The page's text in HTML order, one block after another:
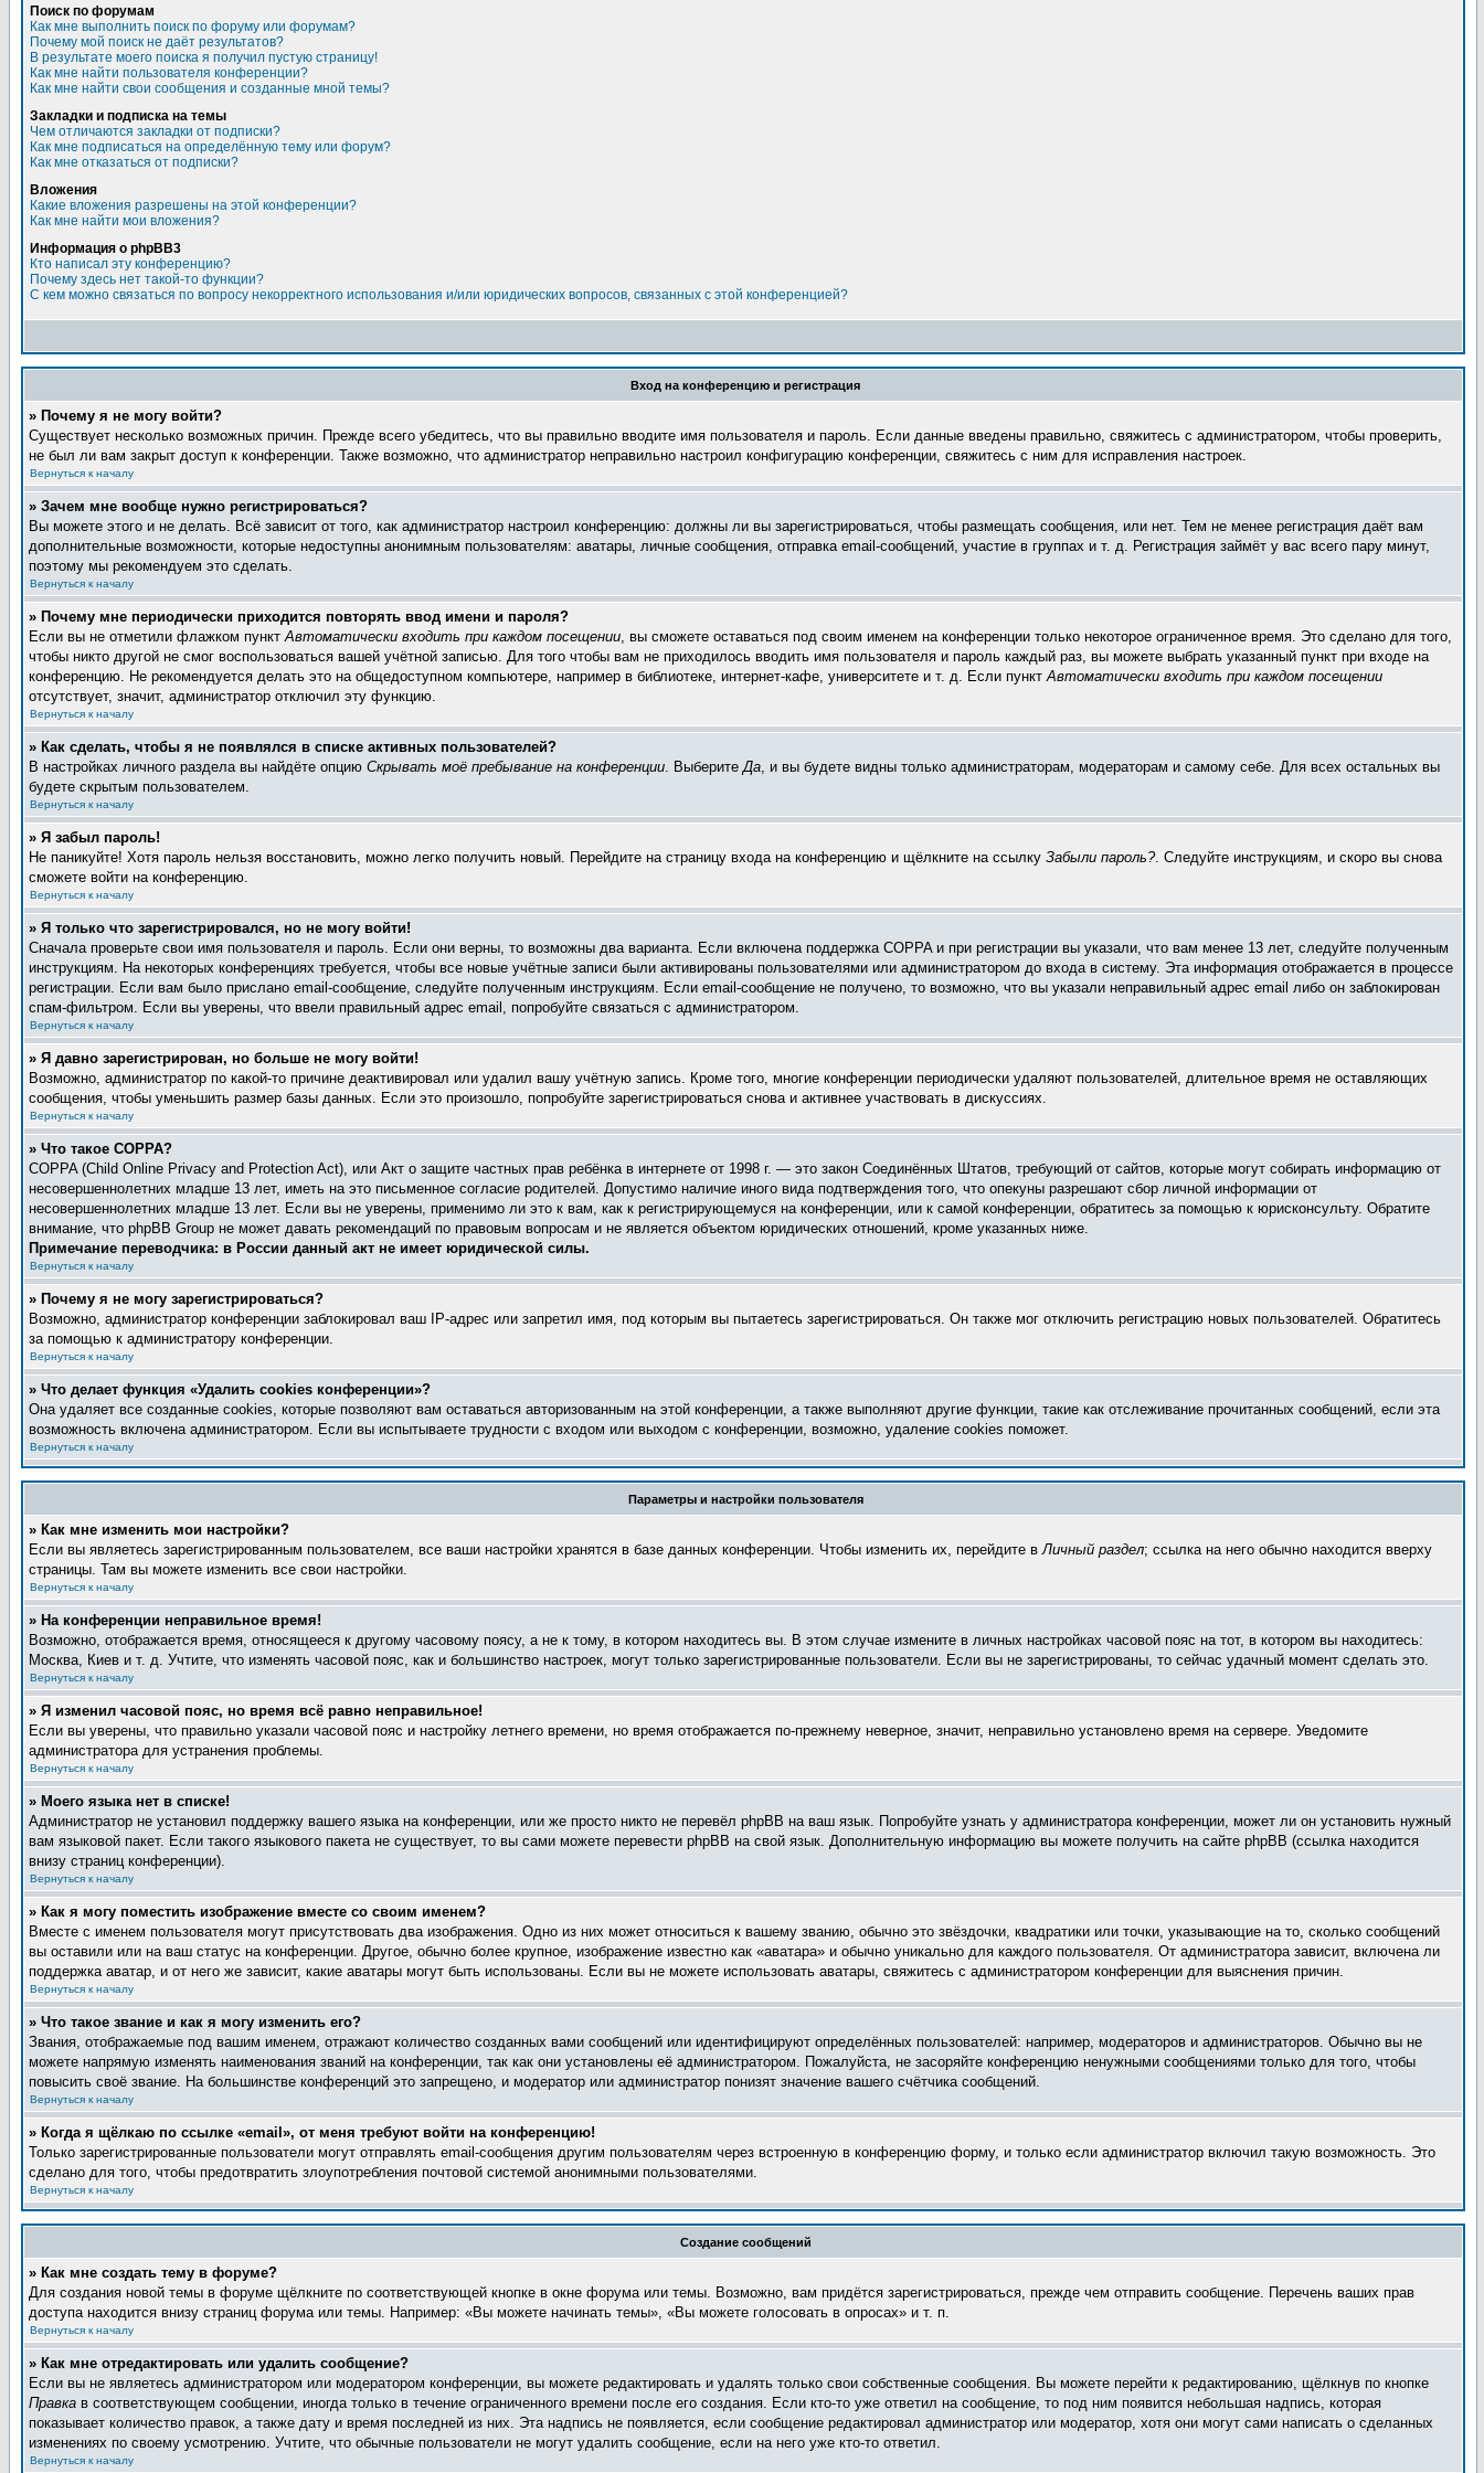
Поиск по форумам
Как мне выполнить поиск по форуму или форумам?
Почему мой поиск не даёт результатов?
В результате моего поиска я получил пустую страницу!
Как мне найти пользователя конференции?
Как мне найти свои сообщения и созданные мной темы?
Закладки и подписка на темы
Чем отличаются закладки от подписки?
Как мне подписаться на определённую тему или форум?
Как мне отказаться от подписки?
Вложения
Какие вложения разрешены на этой конференции?
Как мне найти мои вложения?
Информация о phpBB3
Кто написал эту конференцию?
Почему здесь нет такой-то функции?
С кем можно связаться по вопросу некорректного использования и/или юридических вопросов, связанных с этой конференцией?
Вход на конференцию и регистрация
» Почему я не могу войти?
Существует несколько возможных причин. Прежде всего убедитесь, что вы правильно вводите имя пользователя и пароль. Если данные введены правильно, свяжитесь с администратором, чтобы проверить,
не был ли вам закрыт доступ к конференции. Также возможно, что администратор неправильно настроил конфигурацию конференции, свяжитесь с ним для исправления настроек.
Вернуться к началу
» Зачем мне вообще нужно регистрироваться?
Вы можете этого и не делать. Всё зависит от того, как администратор настроил конференцию: должны ли вы зарегистрироваться, чтобы размещать сообщения, или нет. Тем не менее регистрация даёт вам
дополнительные возможности, которые недоступны анонимным пользователям: аватары, личные сообщения, отправка email-сообщений, участие в группах и т. д. Регистрация займёт у вас всего пару минут,
поэтому мы рекомендуем это сделать.
Вернуться к началу
» Почему мне периодически приходится повторять ввод имени и пароля?
Если вы не отметили флажком пунктАвтоматически входить при каждом посещении, вы сможете оставаться под своим именем на конференции только некоторое ограниченное время. Это сделано для того,
чтобы никто другой не смог воспользоваться вашей учётной записью. Для того чтобы вам не приходилось вводить имя пользователя и пароль каждый раз, вы можете выбрать указанный пункт при входе на
конференцию. Не рекомендуется делать это на общедоступном компьютере, например в библиотеке, интернет-кафе, университете и т. д. Если пунктАвтоматически входить при каждом посещении
отсутствует, значит, администратор отключил эту функцию.
Вернуться к началу
» Как сделать, чтобы я не появлялся в списке активных пользователей?
В настройках личного раздела вы найдёте опцию Скрывать моё пребывание на конференции. ВыберитеДа, и вы будете видны только администраторам, модераторам и самому себе. Для всех остальных вы
будете скрытым пользователем.
Вернуться к началу
» Я забыл пароль!
Не паникуйте! Хотя пароль нельзя восстановить, можно легко получить новый. Перейдите на страницу входа на конференцию и щёлкните на ссылку Забыли пароль?. Следуйте инструкциям, и скоро вы снова
сможете войти на конференцию.
Вернуться к началу
» Я только что зарегистрировался, но не могу войти!
Сначала проверьте свои имя пользователя и пароль. Если они верны, то возможны два варианта. Если включена поддержка COPPA и при регистрации вы указали, что вам менее 13 лет, следуйте полученным
инструкциям. На некоторых конференциях требуется, чтобы все новые учётные записи были активированы пользователями или администратором до входа в систему. Эта информация отображается в процессе
регистрации. Если вам было прислано email-сообщение, следуйте полученным инструкциям. Если email-сообщение не получено, то возможно, что вы указали неправильный адрес email либо он заблокирован
спам-фильтром. Если вы уверены, что ввели правильный адрес email, попробуйте связаться с администратором.
Вернуться к началу
» Я давно зарегистрирован, но больше не могу войти!
Возможно, администратор по какой-то причине деактивировал или удалил вашу учётную запись. Кроме того, многие конференции периодически удаляют пользователей, длительное время не оставляющих
сообщения, чтобы уменьшить размер базы данных. Если это произошло, попробуйте зарегистрироваться снова и активнее участвовать в дискуссиях.
Вернуться к началу
» Что такое COPPA?
COPPA (Child Online Privacy and Protection Act), или Акт о защите частных прав ребёнка в интернете от 1998 г. — это закон Соединённых Штатов, требующий от сайтов, которые могут собирать информацию от
несовершеннолетних младше 13 лет, иметь на это письменное согласие родителей. Допустимо наличие иного вида подтверждения того, что опекуны разрешают сбор личной информации от
несовершеннолетних младше 13 лет. Если вы не уверены, применимо ли это к вам, как к регистрирующемуся на конференции, или к самой конференции, обратитесь за помощью к юрисконсульту. Обратите
внимание, что phpBB Group не может давать рекомендаций по правовым вопросам и не является объектом юридических отношений, кроме указанных ниже.
Примечание переводчика: в России данный акт не имеет юридической силы.
Вернуться к началу
» Почему я не могу зарегистрироваться?
Возможно, администратор конференции заблокировал ваш IP-адрес или запретил имя, под которым вы пытаетесь зарегистрироваться. Он также мог отключить регистрацию новых пользователей. Обратитесь
за помощью к администратору конференции.
Вернуться к началу
» Что делает функция «Удалить cookies конференции»?
Она удаляет все созданные cookies, которые позволяют вам оставаться авторизованным на этой конференции, а также выполняют другие функции, такие как отслеживание прочитанных сообщений, если эта
возможность включена администратором. Если вы испытываете трудности с входом или выходом с конференции, возможно, удаление cookies поможет.
Вернуться к началу
Параметры и настройки пользователя
» Как мне изменить мои настройки?
Если вы являетесь зарегистрированным пользователем, все ваши настройки хранятся в базе данных конференции. Чтобы изменить их, перейдите вЛичный раздел; ссылка на него обычно находится вверху
страницы. Там вы можете изменить все свои настройки.
Вернуться к началу
» На конференции неправильное время!
Возможно, отображается время, относящееся к другому часовому поясу, а не к тому, в котором находитесь вы. В этом случае измените в личных настройках часовой пояс на тот, в котором вы находитесь:
Москва, Киев и т. д. Учтите, что изменять часовой пояс, как и большинство настроек, могут только зарегистрированные пользователи. Если вы не зарегистрированы, то сейчас удачный момент сделать это.
Вернуться к началу
» Я изменил часовой пояс, но время всё равно неправильное!
Если вы уверены, что правильно указали часовой пояс и настройку летнего времени, но время отображается по-прежнему неверное, значит, неправильно установлено время на сервере. Уведомите
администратора для устранения проблемы.
Вернуться к началу
» Моего языка нет в списке!
Администратор не установил поддержку вашего языка на конференции, или же просто никто не перевёл phpBB на ваш язык. Попробуйте узнать у администратора конференции, может ли он установить нужный
вам языковой пакет. Если такого языкового пакета не существует, то вы сами можете перевести phpBB на свой язык. Дополнительную информацию вы можете получить на сайте phpBB (ссылка находится
внизу страниц конференции).
Вернуться к началу
» Как я могу поместить изображение вместе со своим именем?
Вместе с именем пользователя могут присутствовать два изображения. Одно из них может относиться к вашему званию, обычно это звёздочки, квадратики или точки, указывающие на то, сколько сообщений
вы оставили или на ваш статус на конференции. Другое, обычно более крупное, изображение известно как «аватара» и обычно уникально для каждого пользователя. От администратора зависит, включена ли
поддержка аватар, и от него же зависит, какие аватары могут быть использованы. Если вы не можете использовать аватары, свяжитесь с администратором конференции для выяснения причин.
Вернуться к началу
» Что такое звание и как я могу изменить его?
Звания, отображаемые под вашим именем, отражают количество созданных вами сообщений или идентифицируют определённых пользователей: например, модераторов и администраторов. Обычно вы не
можете напрямую изменять наименования званий на конференции, так как они установлены её администратором. Пожалуйста, не засоряйте конференцию ненужными сообщениями только для того, чтобы
повысить своё звание. На большинстве конференций это запрещено, и модератор или администратор понизят значение вашего счётчика сообщений.
Вернуться к началу
» Когда я щёлкаю по ссылке «email», от меня требуют войти на конференцию!
Только зарегистрированные пользователи могут отправлять email-сообщения другим пользователям через встроенную в конференцию форму, и только если администратор включил такую возможность. Это
сделано для того, чтобы предотвратить злоупотребления почтовой системой анонимными пользователями.
Вернуться к началу
Создание сообщений
» Как мне создать тему в форуме?
Для создания новой темы в форуме щёлкните по соответствующей кнопке в окне форума или темы. Возможно, вам придётся зарегистрироваться, прежде чем отправить сообщение. Перечень ваших прав
доступа находится внизу страниц форума или темы. Например: «Вы можете начинать темы», «Вы можете голосовать в опросах» и т. п.
Вернуться к началу
» Как мне отредактировать или удалить сообщение?
Если вы не являетесь администратором или модератором конференции, вы можете редактировать и удалять только свои собственные сообщения. Вы можете перейти к редактированию, щёлкнув по кнопке
Правка в соответствующем сообщении, иногда только в течение ограниченного времени после его создания. Если кто-то уже ответил на сообщение, то под ним появится небольшая надпись, которая
показывает количество правок, а также дату и время последней из них. Эта надпись не появляется, если сообщение редактировал администратор или модератор, хотя они могут сами написать о сделанных
изменениях по своему усмотрению. Учтите, что обычные пользователи не могут удалить сообщение, если на него уже кто-то ответил.
Вернуться к началу